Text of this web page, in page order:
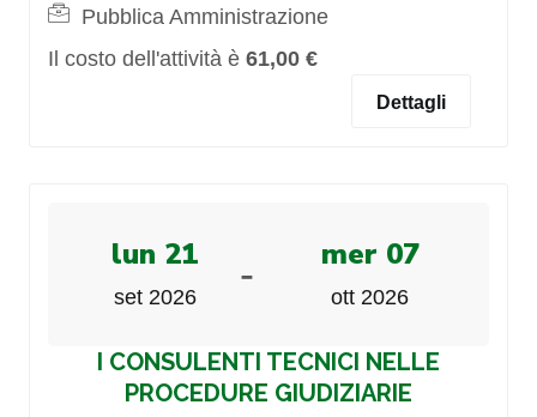
Pubblica Amministrazione
Il costo dell'attività è 61,00 €
Dettagli
lun 21
set 2026 - mer 07
ott 2026
I CONSULENTI TECNICI NELLE
PROCEDURE GIUDIZIARIE